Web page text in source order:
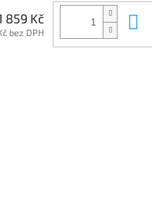
859 Kč
bez DPH